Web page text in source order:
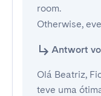
room.
Otherwise,
Antwort
Olá Beatriz,
teve uma